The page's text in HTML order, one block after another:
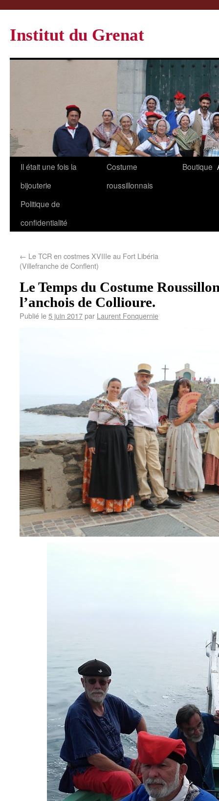
Institut du Grenat
Il était une fois la
bijouterie
Costume
roussillonnais
Boutique
Politique de
confidentialité
← Le TCR en costmes XVIIIe au Fort Libéria
(Villefranche de Conflent)
Le Temps du Costume
l’anchois de Collioure.
Publié le5 juin 2017par Laurent Fonquernie